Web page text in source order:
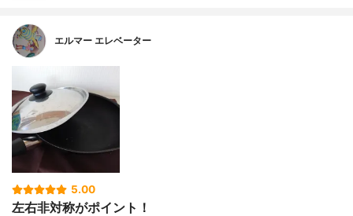
エルマー エレベーター
5.00
左右非対称がポイント！